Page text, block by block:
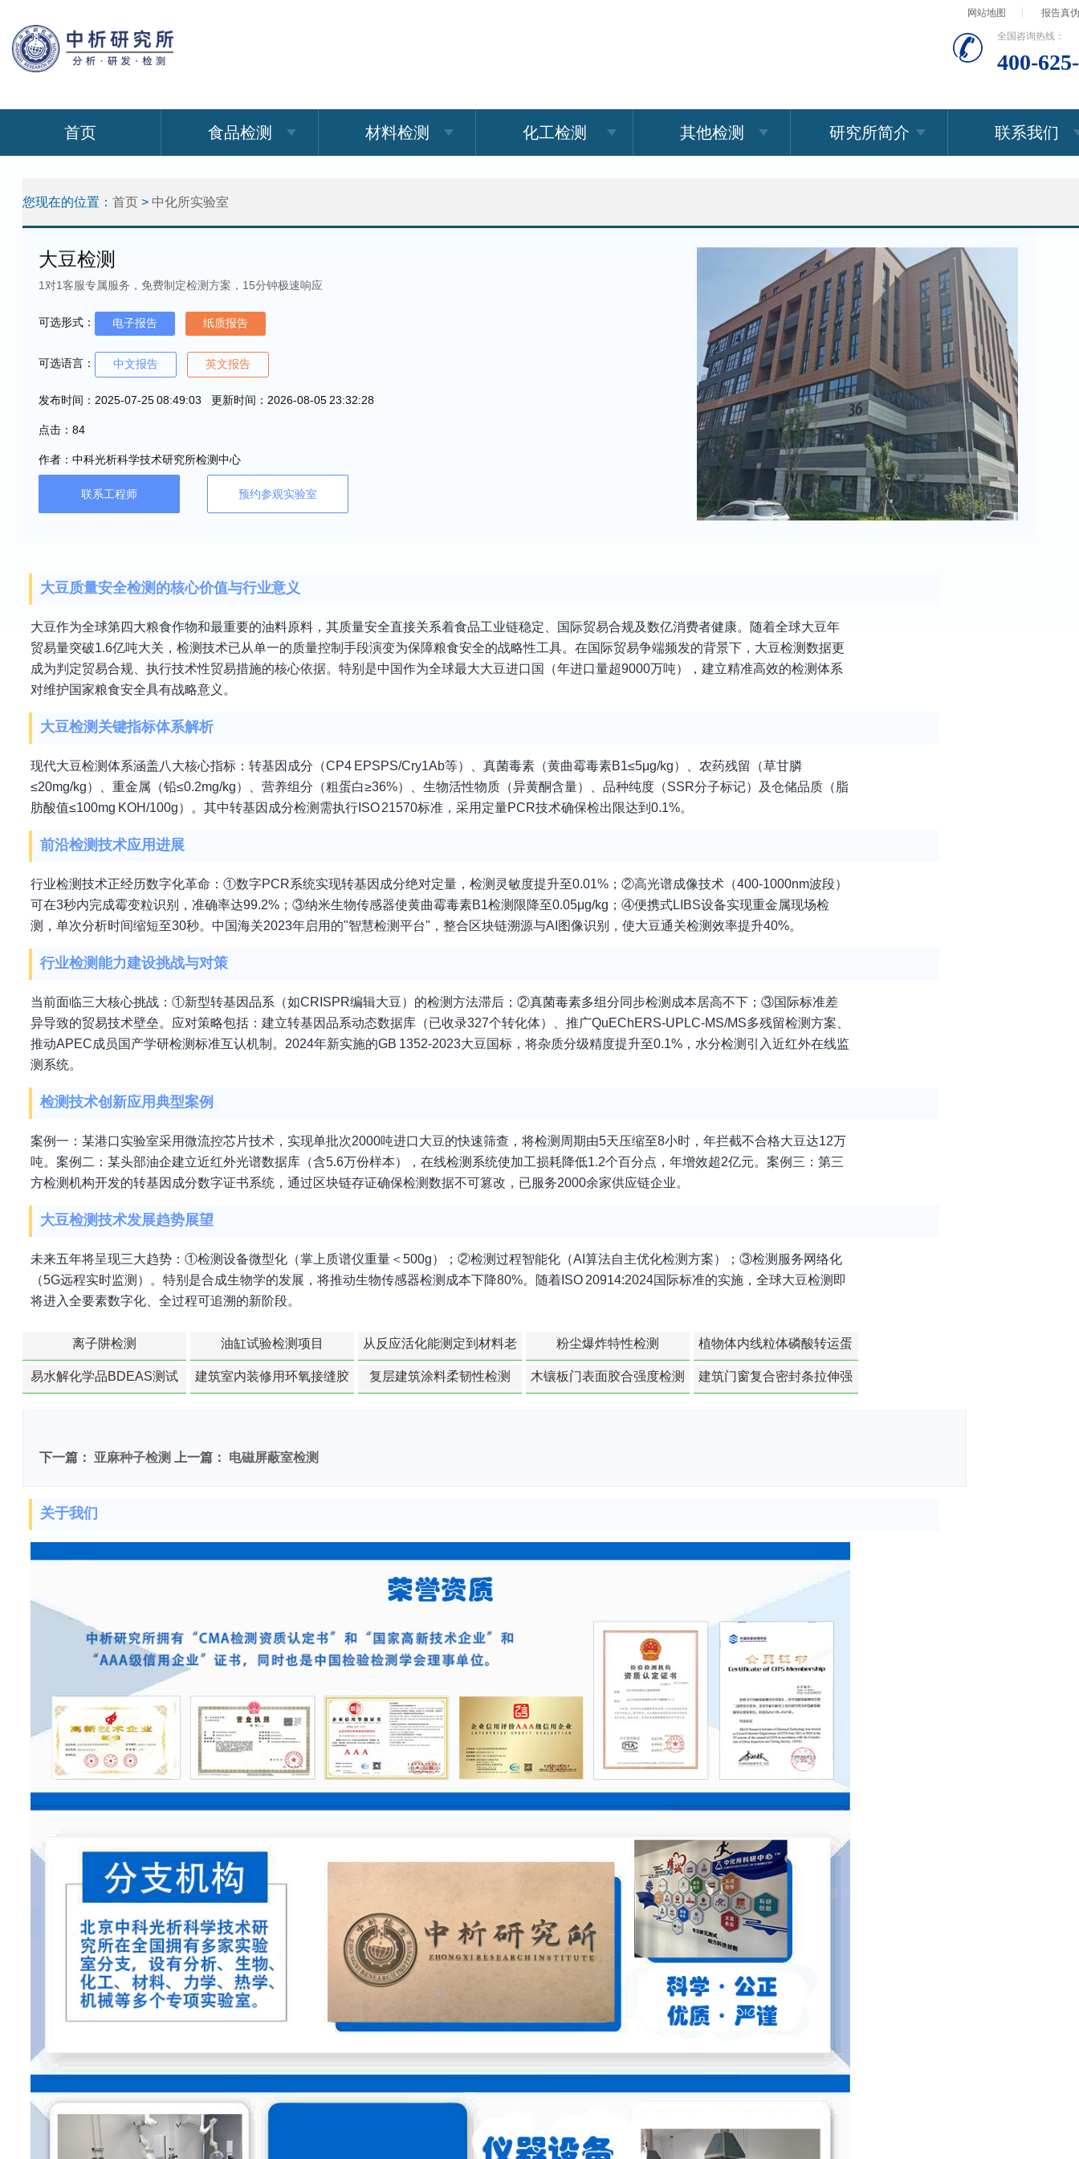
网站地图 报告真
全国咨询热线：
400-
首页 食品检测 材料检测 化工检测 其他检测 研究所简介 联系我们
您现在的位置： 首页 > 中化所实验室
大豆检测
1对1客服专属服务，免费制定检测方案，15分钟极速响应
可选形式： 电子报告 纸质报告
可选语言： 中文报告 英文报告
发布时间：2025-07-25 08:49:03 更新时间：2026-08-05 23:32:28
点击：84
作者：中科光析科学技术研究所检测中心
联系工程师 预约参观实验室
大豆质量安全检测的核心价值与行业意义
大豆作为全球第四大粮食作物和最重要的油料原料，其质量安全直接关系着食品工业链稳定、国际贸易合规及数亿消费者健康。随着全球大豆年
贸易量突破1.6亿吨大关，检测技术已从单一的质量控制手段演变为保障粮食安全的战略性工具。在国际贸易争端频发的背景下，大豆检测数据更
成为判定贸易合规、执行技术性贸易措施的核心依据。特别是中国作为全球最大大豆进口国（年进口量超9000万吨），建立精准高效的检测体系
对维护国家粮食安全具有战略意义。
大豆检测关键指标体系解析
现代大豆检测体系涵盖八大核心指标：转基因成分（CP4 EPSPS/Cry1Ab等）、真菌毒素（黄曲霉毒素B1≤5μg/kg）、农药残留（草甘膦
≤20mg/kg）、重金属（铅≤0.2mg/kg）、营养组分（粗蛋白≥36%）、生物活性物质（异黄酮含量）、品种纯度（SSR分子标记）及仓储品质（脂
肪酸值≤100mg KOH/100g）。其中转基因成分检测需执行ISO 21570标准，采用定量PCR技术确保检出限达到0.1%。
前沿检测技术应用进展
行业检测技术正经历数字化革命：①数字PCR系统实现转基因成分绝对定量，检测灵敏度提升至0.01%；②高光谱成像技术（400-1000nm波段）
可在3秒内完成霉变粒识别，准确率达99.2%；③纳米生物传感器使黄曲霉毒素B1检测限降至0.05μg/kg；④便携式LIBS设备实现重金属现场检
测，单次分析时间缩短至30秒。中国海关2023年启用的"智慧检测平台"，整合区块链溯源与AI图像识别，使大豆通关检测效率提升40%。
行业检测能力建设挑战与对策
当前面临三大核心挑战：①新型转基因品系（如CRISPR编辑大豆）的检测方法滞后；②真菌毒素多组分同步检测成本居高不下；③国际标准差
异导致的贸易技术壁垒。应对策略包括：建立转基因品系动态数据库（已收录327个转化体）、推广QuEChERS-UPLC-MS/MS多残留检测方案、
推动APEC成员国产学研检测标准互认机制。2024年新实施的GB 1352-2023大豆国标，将杂质分级精度提升至0.1%，水分检测引入近红外在线监
测系统。
检测技术创新应用典型案例
案例一：某港口实验室采用微流控芯片技术，实现单批次2000吨进口大豆的快速筛查，将检测周期由5天压缩至8小时，年拦截不合格大豆达12万
吨。案例二：某头部油企建立近红外光谱数据库（含5.6万份样本），在线检测系统使加工损耗降低1.2个百分点，年增效超2亿元。案例三：第三
方检测机构开发的转基因成分数字证书系统，通过区块链存证确保检测数据不可篡改，已服务2000余家供应链企业。
大豆检测技术发展趋势展望
未来五年将呈现三大趋势：①检测设备微型化（掌上质谱仪重量＜500g）；②检测过程智能化（AI算法自主优化检测方案）；③检测服务网络化
（5G远程实时监测）。特别是合成生物学的发展，将推动生物传感器检测成本下降80%。随着ISO 20914:2024国际标准的实施，全球大豆检测即
将进入全要素数字化、全过程可追溯的新阶段。
离子阱检测 油缸试验检测项目
从反应活化能测定到材料老
化寿命预测的经典模型
粉尘爆炸特性检测
植物体内线粒体磷酸转运蛋
白活性检测
易水解化学品BDEAS测试
建筑室内装修用环氧接缝胶
复层建筑涂料柔韧性检测 木镶板门表面胶合强度检测
建筑门窗复合密封条拉伸强
下一篇： 亚麻种子检测 上一篇： 电磁屏蔽室检测
关于我们